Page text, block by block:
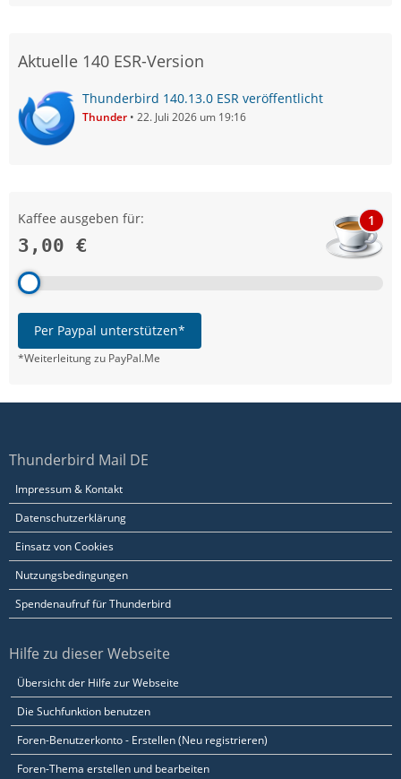
Aktuelle 140 ESR-Version
Thunderbird 140.13.0 ESR veröffentlicht
Thunder 22. Juli 2026 um 19:16
Kaffee ausgeben für:
3,00 €
1
Per Paypal unterstützen*
*Weiterleitung zu PayPal.Me
Thunderbird Mail DE
Impressum & Kontakt
Datenschutzerklärung
Einsatz von Cookies
Nutzungsbedingungen
Spendenaufruf für Thunderbird
Hilfe zu dieser Webseite
Übersicht der Hilfe zur Webseite
Die Suchfunktion benutzen
Foren-Benutzerkonto - Erstellen (Neu registrieren)
Foren-Thema erstellen und bearbeiten